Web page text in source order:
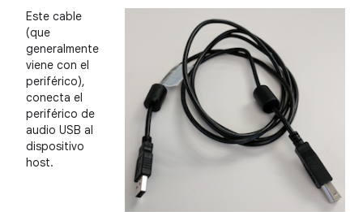
Este cable
(que
generalmente
viene con el
periférico),
conecta el
periférico de
audio USB al
dispositivo
host.